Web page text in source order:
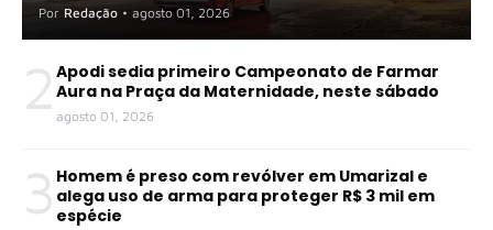
Por Redação • agosto 01, 2026
2 Apodi sedia primeiro Campeonato de Farmar
Aura na Praça da Maternidade, neste sábado
agosto 01, 2026
3 Homem é preso com revólver em Umarizal e
alega uso de arma para proteger R$ 3 mil em
espécie